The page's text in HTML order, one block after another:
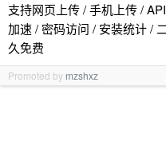
支持网页上传 / 手机上传 /
加速 / 密码访问 / 安装统计 /
久免费
Promoted by mzshxz